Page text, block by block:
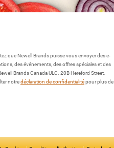
que Newell Brands puisse vous envoyer des e-
des événements, des offres spéciales et des
Brands Canada ULC. 20B Hereford Street,
notredéclaration de confidentialitépour plus de